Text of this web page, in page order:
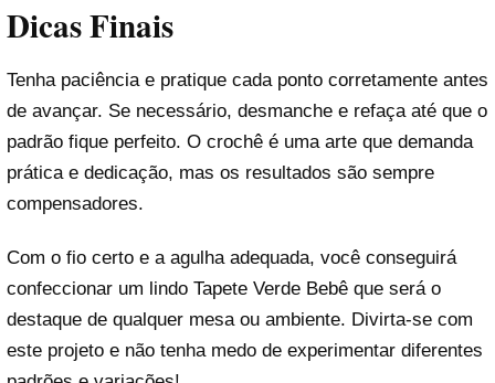
Dicas Finais
Tenha paciência e pratique cada ponto corretamente antes
de avançar. Se necessário, desmanche e refaça até que o
padrão fique perfeito. O crochê é uma arte que demanda
prática e dedicação, mas os resultados são sempre
compensadores.
Com o fio certo e a agulha adequada, você conseguirá
confeccionar um lindo Tapete Verde Bebê que será o
destaque de qualquer mesa ou ambiente. Divirta-se com
este projeto e não tenha medo de experimentar diferentes